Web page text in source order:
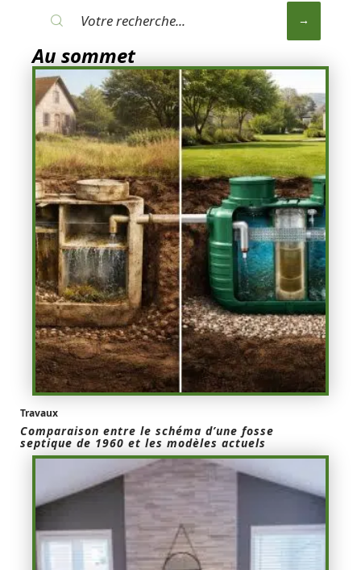
Au sommet
Travaux
Comparaison entre le schéma d’une fosse
septique de 1960 et les modèles actuels